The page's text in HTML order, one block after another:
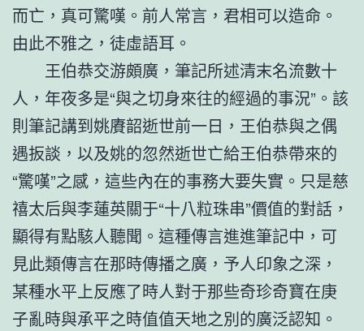
而亡，真可驚嘆。前人常言，君相可以造命。
由此不雅之，徒虛語耳。
王伯恭交游頗廣，筆記所述清末名流數十
人，年夜多是“與之切身來往的經過的事況”。該
則筆記講到姚賡韶逝世前一日，王伯恭與之偶
遇扳談，以及姚的忽然逝世亡給王伯恭帶來的
“驚嘆”之感，這些內在的事務大要失實。只是慈
禧太后與李蓮英關于“十八粒珠串”價值的對話，
顯得有點駭人聽聞。這種傳言進進筆記中，可
見此類傳言在那時傳播之廣，予人印象之深，
某種水平上反應了時人對于那些奇珍奇寶在庚
子亂時與承平之時值值天地之別的廣泛認知。